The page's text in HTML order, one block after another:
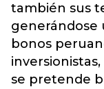
también sus
generándose
bonos
se pretende